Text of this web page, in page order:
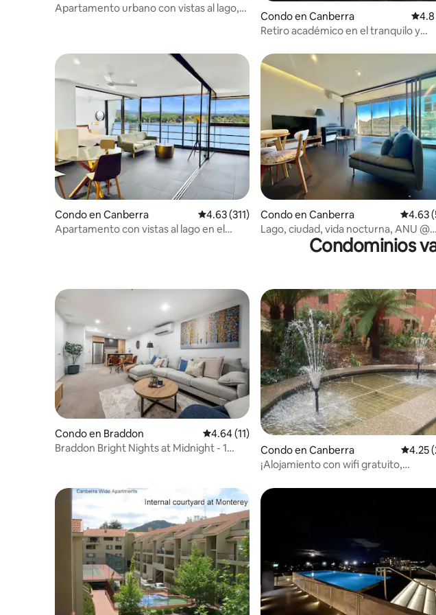
Apartamento urbano con vistas al lago,
Condo en Canberra
Retiro académico en el tranquilo y
Condo en Canberra Calificación promedio: 4.63 de 5, 311 reseñas
4.63 (311)
Apartamento con vistas al lago en el
Condo en Canberra
4.63
Lago, ciudad, vida nocturna, ANU @
Nishi, New ActonCondominios
Condo en Braddon Calificación promedio: 4.64 de 5, 11 reseñas
4.64 (11)
Braddon Bright Nights at Midnight - 1
Condo en Canberra
4.25
¡Alojamiento con wifi gratuito,